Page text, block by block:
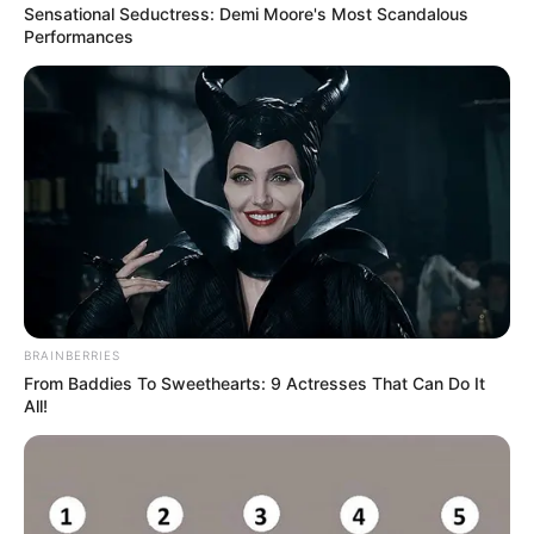
Sensational Seductress: Demi Moore's Most Scandalous
Performances
BRAINBERRIES
From Baddies To Sweethearts: 9 Actresses That Can Do It
All!